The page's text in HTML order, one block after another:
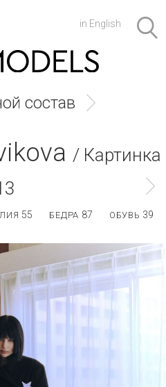
in English
состав
/ Картинка
55 БЕДРА 87 ОБУВЬ 39